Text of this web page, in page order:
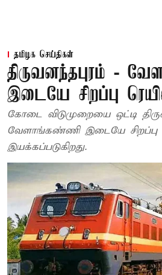
தமிழக செய்திகள்
திருவனந்தபுரம் -
இடையே சிறப்பு
கோடை விடுமுறையை ஒட்டி
வேளாங்கண்ணி இடையே சிறப்பு
இயக்கப்படுகிறது.